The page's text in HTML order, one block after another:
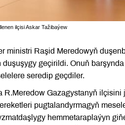
ilçisi Askar Tažibaýew
ministri Raşid Meredowyň
geçirildi. Onuň
seredip geçdiler.
R.Meredow Gazagystanyň
pugtalandyrmagyň
hemmetaraplaýyn